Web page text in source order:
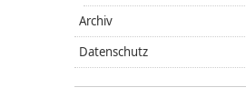
Archiv
Datenschutz